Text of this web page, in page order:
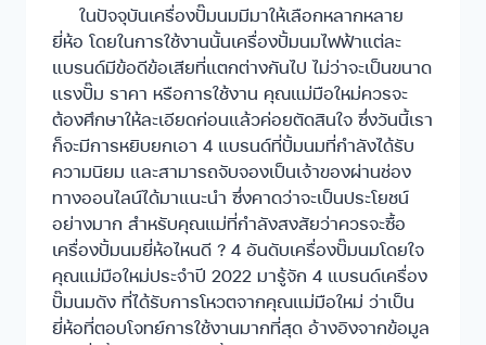
ในปัจจุบันเครื่องปั๊มนมมีมาให้เลือกหลากหลาย
ยี่ห้อ โดยในการใช้งานนั้นเครื่องปั้มนมไฟฟ้าแต่ละ
แบรนด์มีข้อดีข้อเสียที่แตกต่างกันไป ไม่ว่าจะเป็นขนาด
แรงปั๊ม ราคา หรือการใช้งาน คุณแม่มือใหม่ควรจะ
ต้องศึกษาให้ละเอียดก่อนแล้วค่อยตัดสินใจ ซึ่งวันนี้เรา
ก็จะมีการหยิบยกเอา 4 แบรนด์ที่ปั้มนมที่กำลังได้รับ
ความนิยม และสามารถจับจองเป็นเจ้าของผ่านช่อง
ทางออนไลน์ได้มาแนะนำ ซึ่งคาดว่าจะเป็นประโยชน์
อย่างมาก สำหรับคุณแม่ที่กำลังสงสัยว่าควรจะซื้อ
เครื่องปั้มนมยี่ห้อไหนดี ? 4 อันดับเครื่องปั๊มนมโดยใจ
คุณแม่มือใหม่ประจำปี 2022 มารู้จัก 4 แบรนด์เครื่อง
ปั๊มนมดัง ที่ได้รับการโหวตจากคุณแม่มือใหม่ ว่าเป็น
ยี่ห้อที่ตอบโจทย์การใช้งานมากที่สุด อ้างอิงจากข้อมูล